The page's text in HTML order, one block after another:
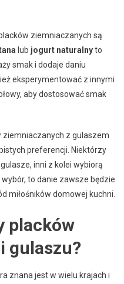
ziemniaczanych są
lub jogurt naturalnyto
smak i dodaje daniu
eksperymentować z innymi
aby dostosować smak
ziemniaczanych z gulaszem
preferencji. Niektórzy
inni z kolei wybiorą
to danie zawsze będzie
miłośników domowej kuchni.
placków
gulaszu?
znana jest w wielu krajach i